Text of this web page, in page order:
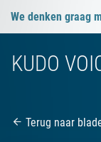
We denken graag
KUDO
Terug naar